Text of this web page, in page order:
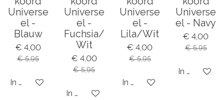
Universe
el -
Blauw
€ 4,00
€ 5,95
In winkelwagen
Universe
el -
Fuchsia/
Wit
€ 4,00
€ 5,95
In winkelwagen
Universe
el -
Lila/Wit
€ 4,00
€ 5,95
In winkelwagen
Universe
el - Navy
€ 4,00
€ 5,95
In